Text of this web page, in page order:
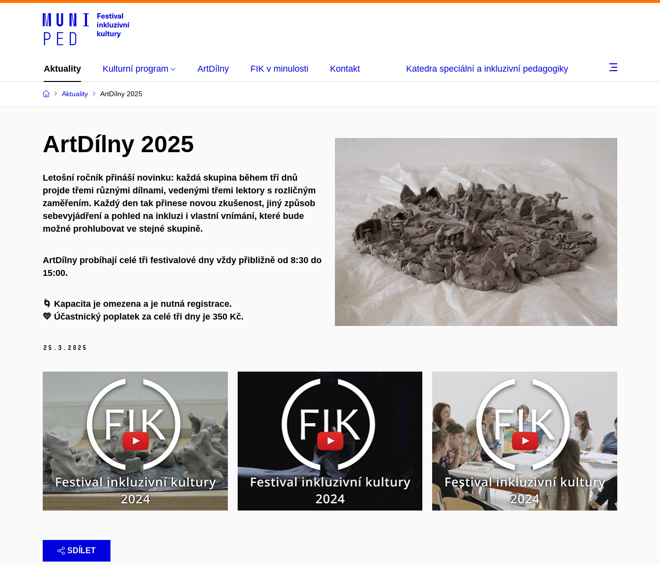
Aktuality Kulturní program ArtDílny FIK v minulosti Kontakt Katedra speciální a inkluzivní pedagogiky
Aktuality ArtDílny 2025
ArtDílny 2025
Letošní ročník přináší novinku: každá skupina během tří dnů
projde třemi různými dílnami, vedenými třemi lektory s rozličným
zaměřením. Každý den tak přinese novou zkušenost, jiný způsob
sebevyjádření a pohled na inkluzi i vlastní vnímání, které bude
možné prohlubovat ve stejné skupině.
ArtDílny probíhají celé tři festivalové dny vždy přibližně od 8:30 do
15:00.
🌀 Kapacita je omezena a je nutná registrace.
💛 Účastnický poplatek za celé tři dny je 350 Kč.
25. 3. 2025
Povolit cookies a přehrát
Otevřít na youtube.com
Povolit cookies a přehrát
Otevřít na youtube.com
Povolit cookies a přehrát
Otevřít na youtube.com
SDÍLET